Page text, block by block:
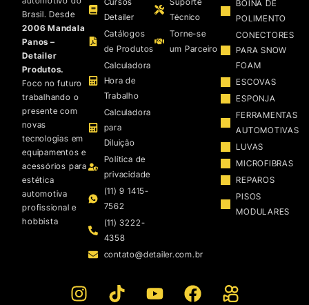
Brasil. Desde
2006 Mandala
Panos –
Detailer
Produtos.
Foco no futuro
trabalhando o
presente com
novas
tecnologias em
equipamentos e
acessórios para
estética
automotiva
profissional e
hobbista
Detailer
Catálogos
de Produtos
Calculadora
Hora de
Trabalho
Calculadora
para
Diluição
Política de
privacidade
(11) 9 1415-
7562
(11) 3222-
4358
contato@detailer.com.br
Técnico
Torne-se
um Parceiro
BOINA DE
POLIMENTO
CONECTORES
PARA SNOW
FOAM
ESCOVAS
ESPONJA
FERRAMENTAS
AUTOMOTIVAS
LUVAS
MICROFIBRAS
REPAROS
PISOS
MODULARES